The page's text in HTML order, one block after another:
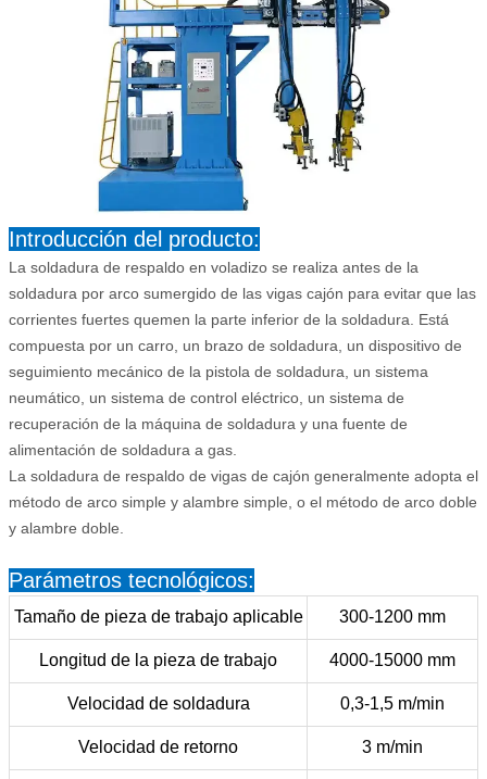
Introducción del producto:
La soldadura de respaldo en voladizo se realiza antes de la
soldadura por arco sumergido de las vigas cajón para evitar que las
corrientes fuertes quemen la parte inferior de la soldadura. Está
compuesta por un carro, un brazo de soldadura, un dispositivo de
seguimiento mecánico de la pistola de soldadura, un sistema
neumático, un sistema de control eléctrico, un sistema de
recuperación de la máquina de soldadura y una fuente de
alimentación de soldadura a gas.
La soldadura de respaldo de vigas de cajón generalmente adopta el
método de arco simple y alambre simple, o el método de arco doble
y alambre doble.
Parámetros tecnológicos:
Tamaño de pieza de trabajo aplicable 300-1200 mm
Longitud de la pieza de trabajo 4000-15000 mm
Velocidad de soldadura 0,3-1,5 m/min
Velocidad de retorno 3 m/min